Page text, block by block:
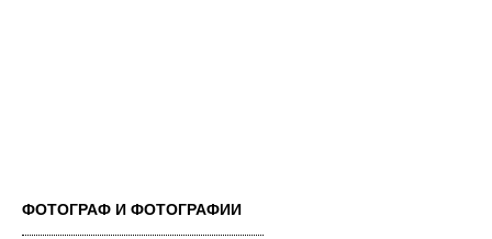
ФОТОГРАФ И ФОТОГРАФИИ